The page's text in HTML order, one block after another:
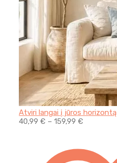
Atviri langai į jūros horizontą
40,99 € – 159,99 €